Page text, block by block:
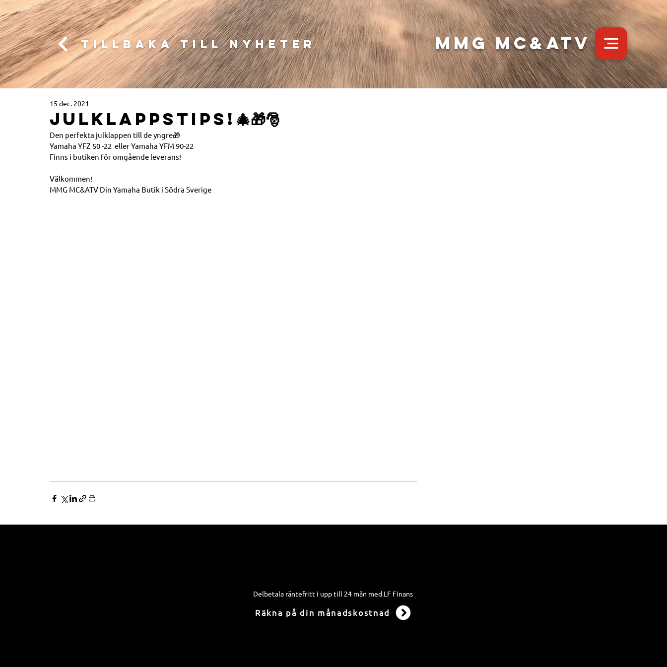
MMG MC&ATV
Tillbaka till nyheter
JULKLAPPSTIPS!🎄🎁🎅
15 dec. 2021
Den perfekta julklappen till de yngre🎁
Yamaha YFZ 50 -22  eller Yamaha YFM 90-22
Finns i butiken för omgående leverans!
Välkommen!
MMG MC&ATV Din Yamaha Butik i Södra Sverige
Delbetala räntefritt i upp till 24 mån med LF Finans
Räkna på din månadskostnad